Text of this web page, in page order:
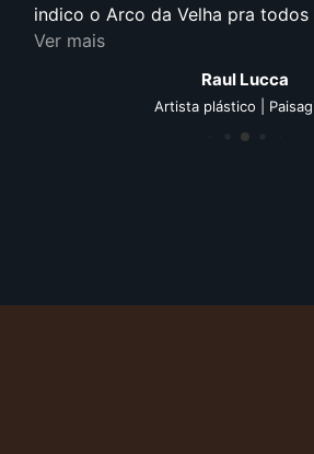
indico o Arco da Velha pra todos
Ver mais
Raul Lucca
Artista plástico |